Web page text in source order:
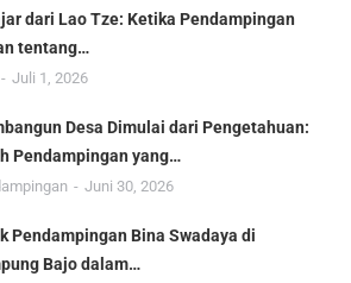
dari Lao Tze: Ketika Pendampingan
tentang…
Juli 1, 2026
Desa Dimulai dari Pengetahuan:
Pendampingan yang…
Juni 30, 2026
Pendampingan Bina Swadaya di
Bajo dalam…